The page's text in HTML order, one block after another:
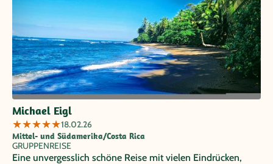
Michael Eigl
★★★★★18.02.26
Mittel- und Südamerika/Costa Rica
GRUPPENREISE
Eine unvergesslich schöne Reise mit vielen Eindrücken,